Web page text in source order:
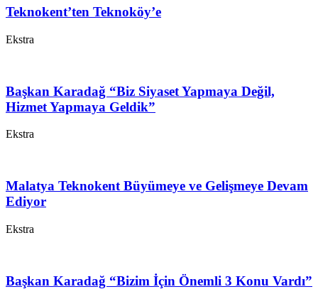
Teknokent’ten Teknoköy’e
Ekstra
Başkan Karadağ “Biz Siyaset Yapmaya Değil,
Hizmet Yapmaya Geldik”
Ekstra
Malatya Teknokent Büyümeye ve Gelişmeye Devam
Ediyor
Ekstra
Başkan Karadağ “Bizim İçin Önemli 3 Konu Vardı”